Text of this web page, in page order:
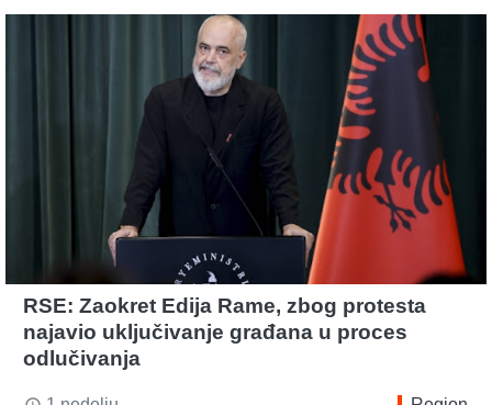
RSE: Zaokret Edija Rame, zbog protesta
najavio uključivanje građana u proces
odlučivanja